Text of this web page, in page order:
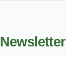
Newsletter